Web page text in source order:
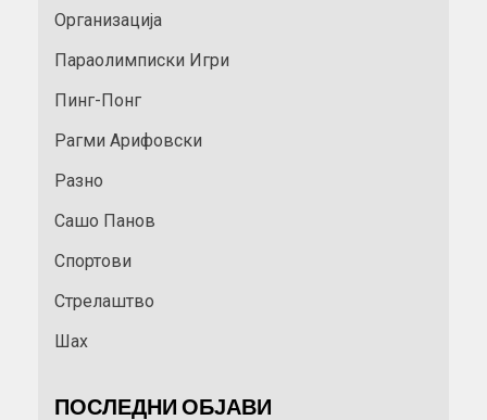
Организација
Параолимписки Игри
Пинг-Понг
Рагми Арифовски
Разно
Сашо Панов
Спортови
Стрелаштво
Шах
ПОСЛЕДНИ ОБЈАВИ